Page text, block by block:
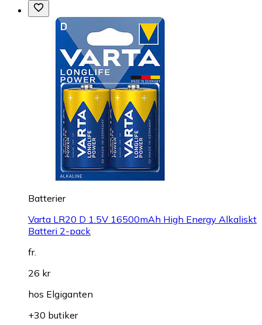
Batterier
Varta LR20 D 1.5V 16500mAh High Energy Alkaliskt
Batteri 2-pack
fr.
26 kr
hos Elgiganten
+30 butiker